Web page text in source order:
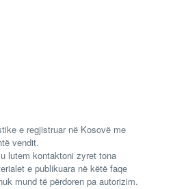
e regjistruar në Kosovë me
vendit.
lutem kontaktoni zyret tona
e publikuara në këtë faqe
mund të përdoren pa autorizim.